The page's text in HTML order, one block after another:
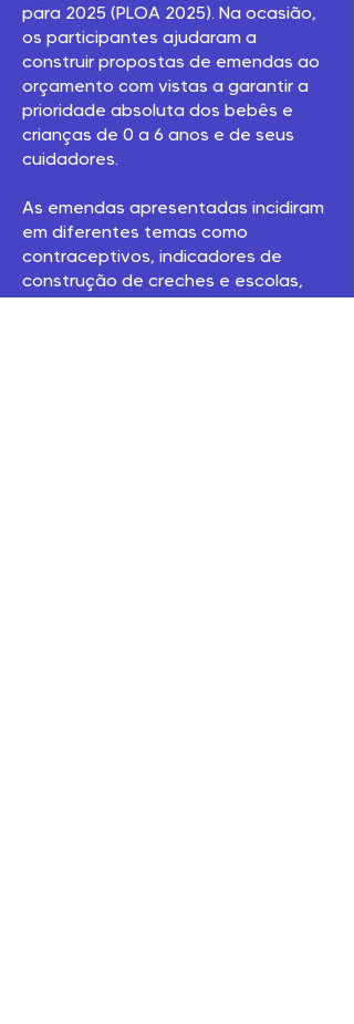
para 2025 (PLOA 2025). Na ocasião,
os participantes ajudaram a
construir propostas de emendas ao
orçamento com vistas a garantir a
prioridade absoluta dos bebês e
crianças de 0 a 6 anos e de seus
cuidadores.
As emendas apresentadas incidiram
em diferentes temas como
contraceptivos, indicadores de
construção de creches e escolas,
projetos para amamentação e